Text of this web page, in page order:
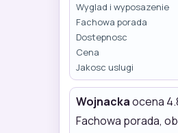
Wyglad i wyposazenie
Fachowa porada
Dostepnosc
Cena
Jakosc uslugi
Wojnackaocena
Fachowa porada,